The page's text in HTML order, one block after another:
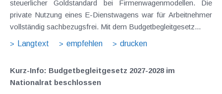
steuerlicher Goldstandard bei Firmenwagenmodellen. Die
private Nutzung eines E-Dienstwagens war für Arbeitnehmer
vollständig sachbezugsfrei. Mit dem Budgetbegleitgesetz...
Langtext
empfehlen drucken
Kurz-Info: Budgetbegleitgesetz 2027-2028 im
Nationalrat beschlossen